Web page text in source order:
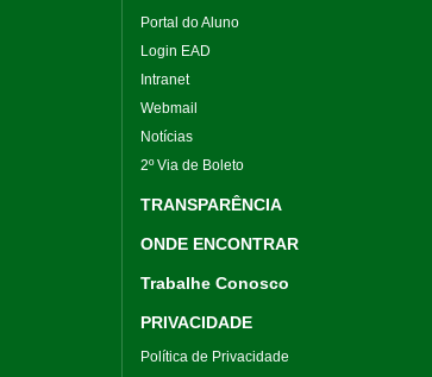
Portal do Aluno
Login EAD
Intranet
Webmail
Notícias
2º Via de Boleto
TRANSPARÊNCIA
ONDE ENCONTRAR
Trabalhe Conosco
PRIVACIDADE
Política de Privacidade